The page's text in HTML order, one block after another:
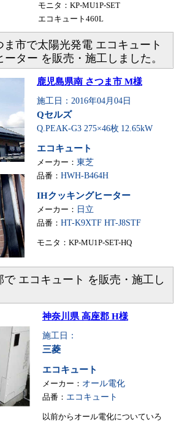
モニタ：KP-MU1P-SET
エコキュート460L
ま市で太陽光発電 エコキュート
ター を販売・施工しました。
鹿児島県南 さつま市 M様
施工日：2016年04月04日
Qセルズ
Q.PEAK-G3 275×46枚 12.65kW
エコキュート
メーカー： 東芝
品番： HWH-B464H
IHクッキングヒーター
メーカー： 日立
品番： HT-K9XTF HT-J8STF
モニタ：KP-MU1P-SET-HQ
エコキュート を販売・施工し
神奈川県 高座郡 H様
施工日：
三菱
エコキュート
メーカー： オール電化
品番： エコキュート
以前からオール電化についていろ